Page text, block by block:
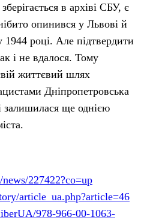
в архіві СБУ, є
опинився у Львові й
році. Але підтвердити
і не вдалося. Тому
життєвий шлях
Дніпропетровська
залишилася ще однією
227422?co=up
article_ua.php?article=46
978-966-00-1063-